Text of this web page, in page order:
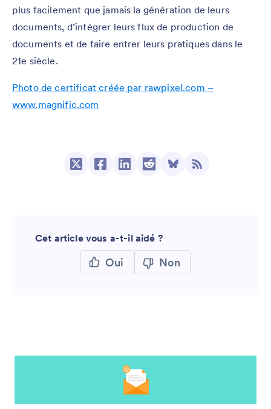
plus facilement que jamais la génération de leurs
documents, d’intégrer leurs flux de production de
documents et de faire entrer leurs pratiques dans le
21e siècle.
Photo de certificat créée par rawpixel.com –
www.magnific.com
Cet article vous a-t-il aidé ?
Oui Non